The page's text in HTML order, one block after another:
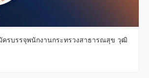
ครบรรจุพนักงานกระทรวงสาธารณสุข วุฒิ